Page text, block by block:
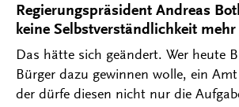
Regierungspräsident Andreas
keine Selbstverständlichkeit mehr
Das hätte sich geändert. Wer heute
Bürger dazu gewinnen wolle, ein
der dürfe diesen nicht nur die